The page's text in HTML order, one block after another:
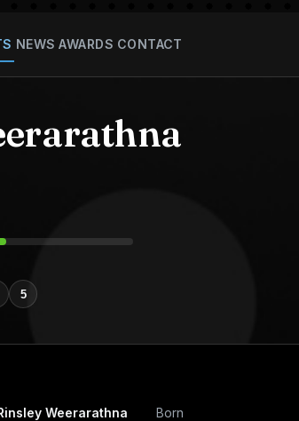
NEWS AWARDS CONTACT
5
Weerarathna Born